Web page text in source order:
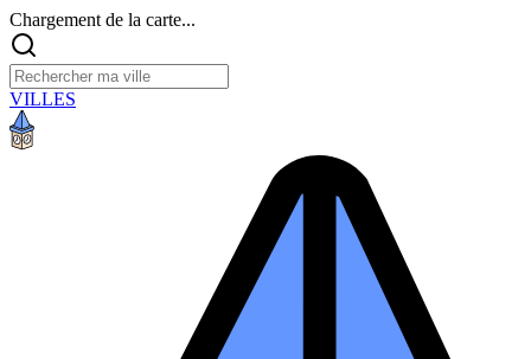
Chargement de la carte...
VILLES